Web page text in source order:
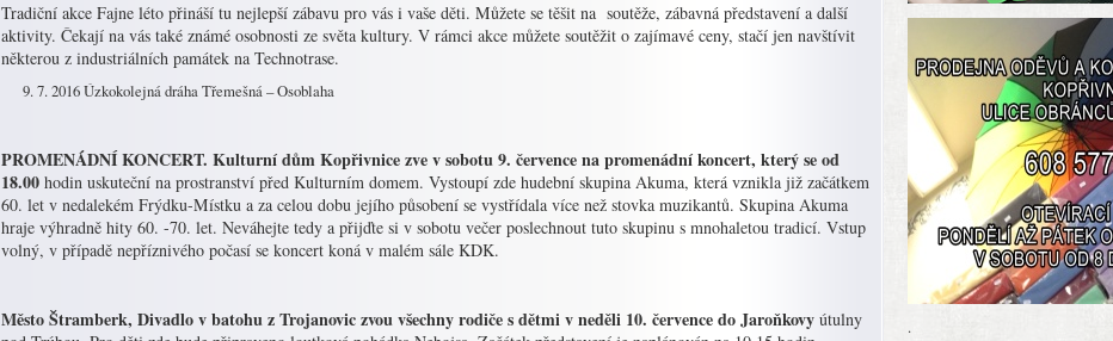
Tradiční akce Fajne léto přináší tu nejlepší zábavu pro vás i vaše děti. Můžete se těšit na soutěže, zábavná představení a další
aktivity. Čekají na vás také známé osobnosti ze světa kultury. V rámci akce můžete soutěžit o zajímavé ceny, stačí jen navštívit
některou z industriálních památek na Technotrase.
7. 2016 Úzkokolejná dráha Třemešná – Osoblaha
PROMENÁDNÍ KONCERT. Kulturní dům Kopřivnice zve v sobotu 9. července na promenádní koncert, který se od
18.00 hodin uskuteční na prostranství před Kulturním domem. Vystoupí zde hudební skupina Akuma, která vznikla již začátkem
60. let v nedalekém Frýdku-Místku a za celou dobu jejího působení se vystřídala více než stovka muzikantů. Skupina Akuma
hraje výhradně hity 60. -70. let. Neváhejte tedy a přijďte si v sobotu večer poslechnout tuto skupinu s mnohaletou tradicí. Vstup
volný, v případě nepříznivého počasí se koncert koná v malém sále KDK.
Město Štramberk, Divadlo v batohu z Trojanovic zvou všechny rodiče s dětmi v neděli 10. července do Jaroňkovy útulny
.